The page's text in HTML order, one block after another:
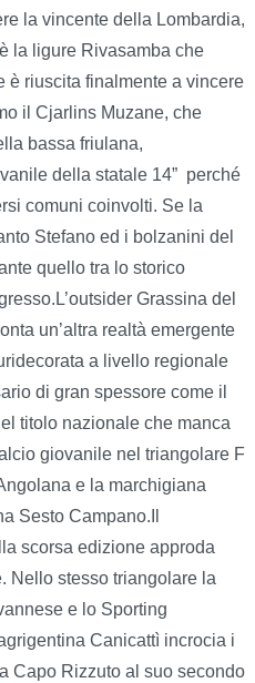
la vincente della Lombardia,
la ligure Rivasamba che
è riuscita finalmente a vincere
il Cjarlins Muzane, che
bassa friulana,
della statale 14” perché
comuni coinvolti. Se la
Stefano ed i bolzanini del
quello tra lo storico
Grassina del
un’altra realtà emergente
a livello regionale
di gran spessore come il
titolo nazionale che manca
giovanile nel triangolare F
e la marchigiana
Sesto Campano.Il
scorsa edizione approda
Nello stesso triangolare la
e lo Sporting
Canicattì incrocia i
Capo Rizzuto al suo secondo